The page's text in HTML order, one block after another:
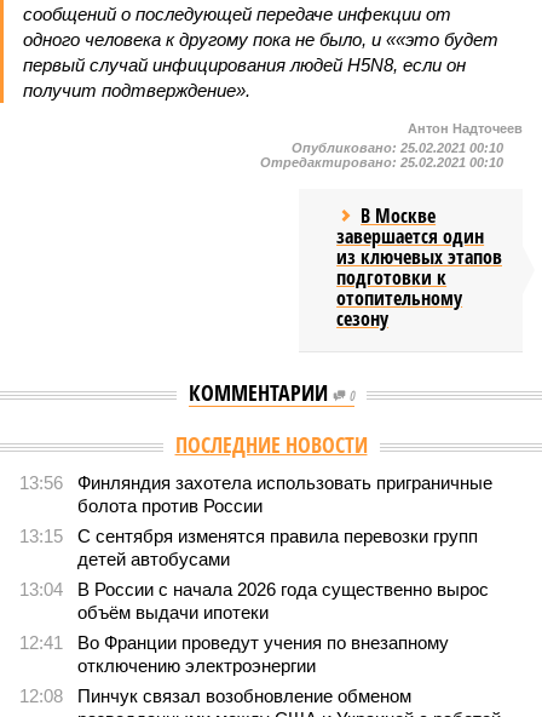
сообщений о последующей передаче инфекции от
одного человека к другому пока не было, и ««это будет
первый случай инфицирования людей H5N8, если он
получит подтверждение».
Антон Надточеев
Опубликовано: 25.02.2021 00:10
Отредактировано: 25.02.2021 00:10
В Москве
завершается один
из ключевых этапов
подготовки к
отопительному
сезону
КОММЕНТАРИИ 0
ПОСЛЕДНИЕ НОВОСТИ
13:56
Финляндия захотела использовать приграничные
болота против России
13:15
С сентября изменятся правила перевозки групп
детей автобусами
13:04
В России с начала 2026 года существенно вырос
объём выдачи ипотеки
12:41
Во Франции проведут учения по внезапному
отключению электроэнергии
12:08
Пинчук связал возобновление обменом